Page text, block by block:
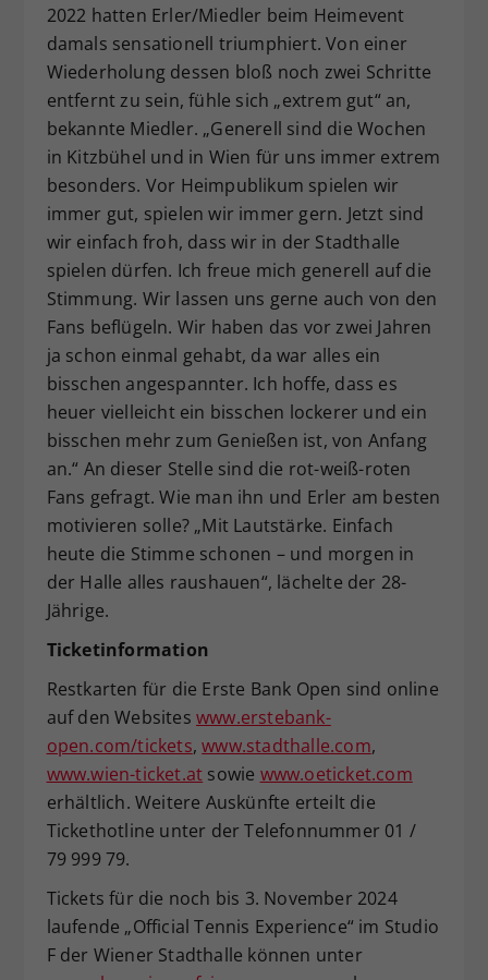
2022 hatten Erler/Miedler beim Heimevent
damals sensationell triumphiert. Von einer
Wiederholung dessen bloß noch zwei Schritte
entfernt zu sein, fühle sich „extrem gut“ an,
bekannte Miedler. „Generell sind die Wochen
in Kitzbühel und in Wien für uns immer extrem
besonders. Vor Heimpublikum spielen wir
immer gut, spielen wir immer gern. Jetzt sind
wir einfach froh, dass wir in der Stadthalle
spielen dürfen. Ich freue mich generell auf die
Stimmung. Wir lassen uns gerne auch von den
Fans beflügeln. Wir haben das vor zwei Jahren
ja schon einmal gehabt, da war alles ein
bisschen angespannter. Ich hoffe, dass es
heuer vielleicht ein bisschen lockerer und ein
bisschen mehr zum Genießen ist, von Anfang
an.“ An dieser Stelle sind die rot-weiß-roten
Fans gefragt. Wie man ihn und Erler am besten
motivieren solle? „Mit Lautstärke. Einfach
heute die Stimme schonen – und morgen in
der Halle alles raushauen“, lächelte der 28-
Jährige.
Ticketinformation
Restkarten für die Erste Bank Open sind online
auf den Websites www.erstebank-
open.com/tickets,www.stadthalle.com,
www.wien-ticket.at sowie www.oeticket.com
erhältlich. Weitere Auskünfte erteilt die
Tickethotline unter der Telefonnummer 01 /
79 999 79.
Tickets für die noch bis 3. November 2024
laufende „Official Tennis Experience“ im Studio
F der Wiener Stadthalle können unter